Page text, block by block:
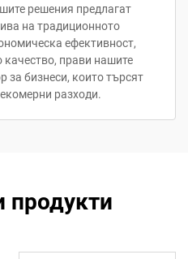
решения предлагат
на традиционното
ефективност,
прави нашите
за бизнеси, които търсят
разходи.
продукти